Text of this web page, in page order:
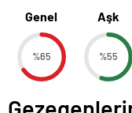
Genel
%65
Aşk
%55